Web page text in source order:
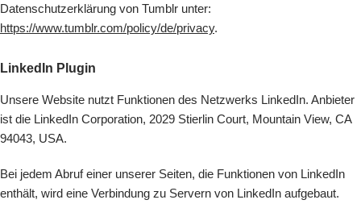
Datenschutzerklärung von Tumblr unter:
https://www.tumblr.com/policy/de/privacy.
LinkedIn Plugin
Unsere Website nutzt Funktionen des Netzwerks LinkedIn. Anbieter
ist die LinkedIn Corporation, 2029 Stierlin Court, Mountain View, CA
94043, USA.
Bei jedem Abruf einer unserer Seiten, die Funktionen von LinkedIn
enthält, wird eine Verbindung zu Servern von LinkedIn aufgebaut.